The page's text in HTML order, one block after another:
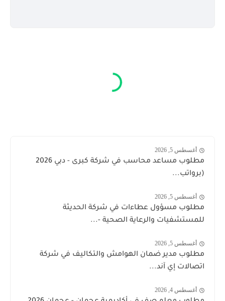
أغسطس 5, 2026
مطلوب مساعد محاسب في شركة كبرى - دبي 2026
(برواتب...
أغسطس 5, 2026
مطلوب مسؤول عطاءات في شركة الحديثة
للمستشفيات والرعاية الصحية -...
أغسطس 5, 2026
مطلوب مدير ضمان الهوامش والتكاليف في شركة
اتصالات إي آند...
أغسطس 4, 2026